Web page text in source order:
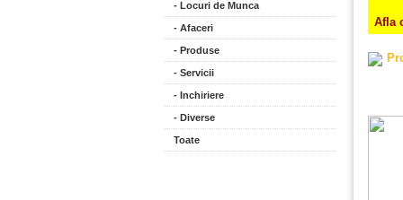
- Locuri de Munca
- Afaceri
- Produse
- Servicii
- Inchiriere
- Diverse
Toate
Afla